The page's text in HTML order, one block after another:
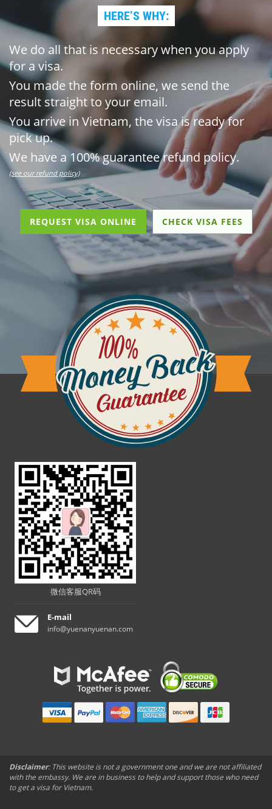
HERE’S WHY:
We do all that is necessary when you apply
for a visa.
You made the form online, we send the
result straight to your email.
You arrive in Vietnam, the visa is ready for
pick up.
We have a 100% guarantee refund policy.
(see our refund policy)
REQUEST VISA ONLINE CHECK VISA FEES
微信客服QR码
E-mail
info@yuenanyuenan.com
Disclaimer: This website is not a government one and we are not affiliated
with the embassy. We are in business to help and support those who need
to get a visa for Vietnam.